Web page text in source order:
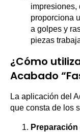
impresiones,
proporciona
a golpes y
piezas
¿Cómo
Acabado
La aplicación del
que consta de los